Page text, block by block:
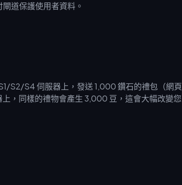
道保護使用者資料。
S2/S4 伺服器上，發送 1,000 鑽石的禮包（網頁
，同樣的禮物會產生 3,000 豆，這會大幅改變您